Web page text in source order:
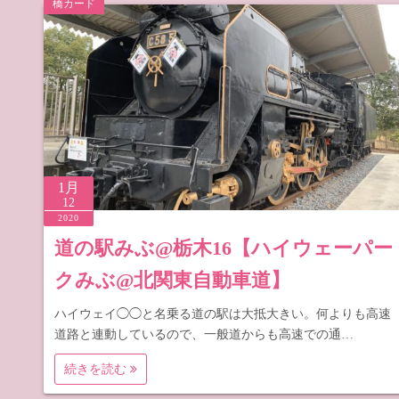
道の駅 山
道の駅 長
橋カード
1月
12
2020
道の駅みぶ@栃木16【ハイウェーパー
クみぶ@北関東自動車道】
ハイウェイ◯◯と名乗る道の駅は大抵大きい。何よりも高速
道路と連動しているので、一般道からも高速での通…
続きを読む